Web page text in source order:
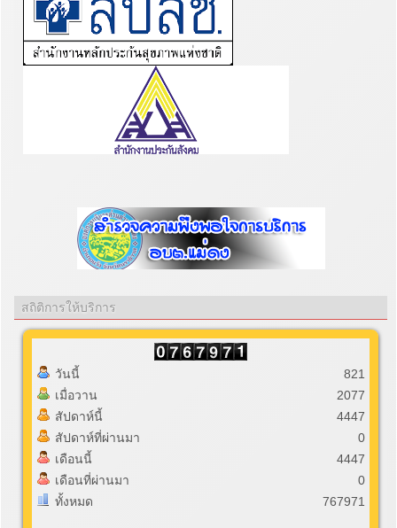
สถิติการให้บริการ
วันนี้
เมื่อวาน
สัปดาห์นี้
สัปดาห์ที่ผ่านมา
เดือนนี้
เดือนที่ผ่านมา
ทั้งหมด
821
2077
4447
0
4447
0
767971